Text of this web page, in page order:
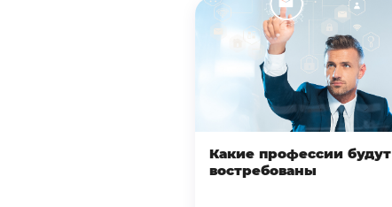
Какие профессии будут
востребованы